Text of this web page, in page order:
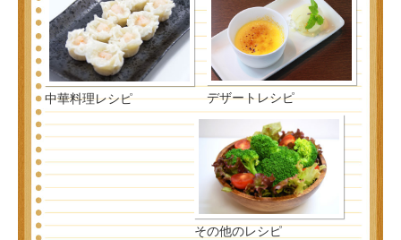
中華料理レシピ デザートレシピ
その他のレシピ